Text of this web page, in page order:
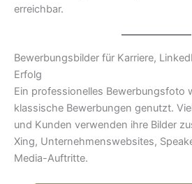
erreichbar.
Bewerbungsbilder für Karriere,
Erfolg
Ein professionelles Bewerbungsfoto
klassische Bewerbungen genutzt.
und Kunden verwenden ihre Bilder
Xing, Unternehmenswebsites,
Media-Auftritte.